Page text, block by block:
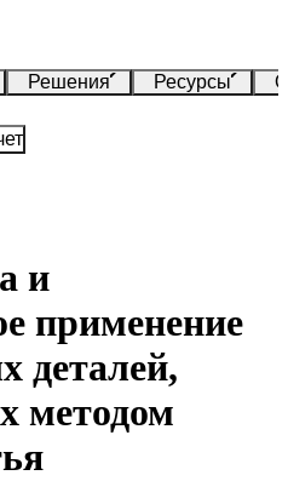
Решения Ресурсы
и
применение
деталей,
методом